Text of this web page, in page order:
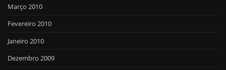
Março 2010
Fevereiro 2010
Janeiro 2010
Dezembro 2009